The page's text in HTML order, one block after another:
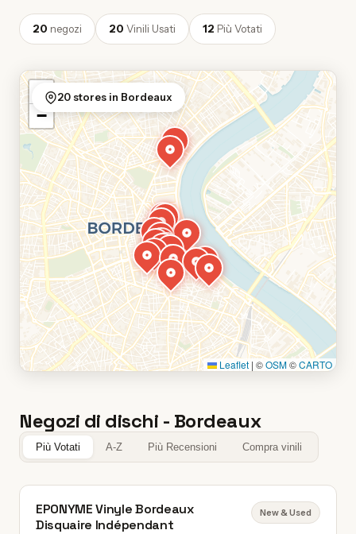
20 negozi 20 Vinili Usati 12 Più Votati
+
−
Leaflet | ©OSM©CARTO
20 stores in Bordeaux
Negozi di dischi - Bordeaux
Più Votati A-Z Più Recensioni Compra vinili
EPONYME Vinyle Bordeaux
Disquaire Indépendant
New & Used